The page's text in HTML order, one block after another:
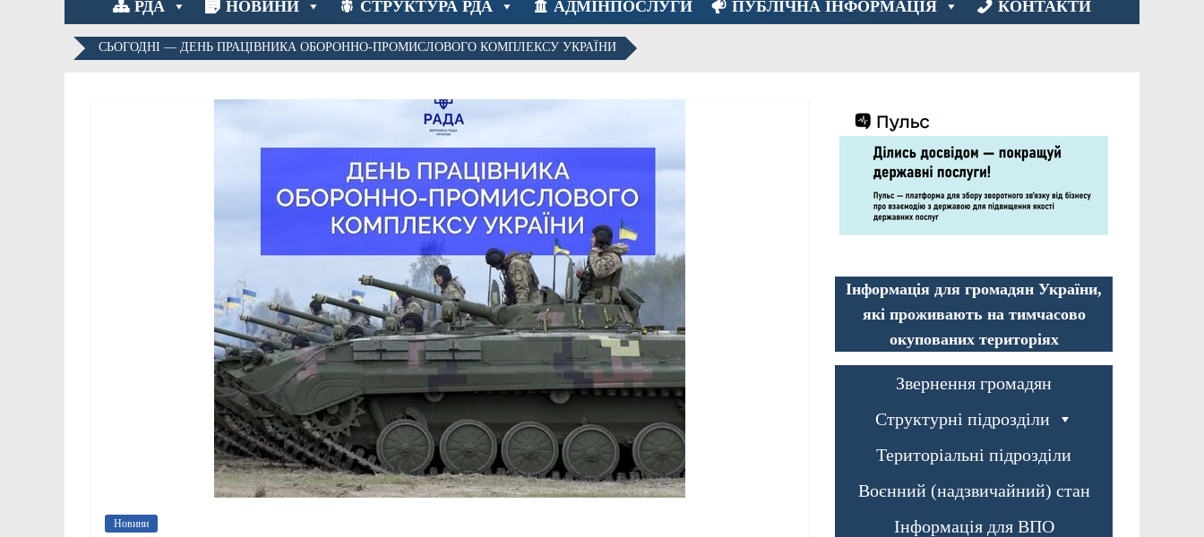
РДА НОВИНИ СТРУКТУРА РДА АДМІНПОСЛУГИ ПУБЛІЧНА ІНФОРМАЦІЯ КОНТАКТИ
СЬОГОДНІ — ДЕНЬ ПРАЦІВНИКА ОБОРОННО-ПРОМИСЛОВОГО КОМПЛЕКСУ УКРАЇНИ
Новини
Інформація для громадян України,
які проживають на тимчасово
окупованих територіях
Звернення громадян
Структурні підрозділи
Територіальні підрозділи
Воєнний (надзвичайний) стан
Інформація для ВПО